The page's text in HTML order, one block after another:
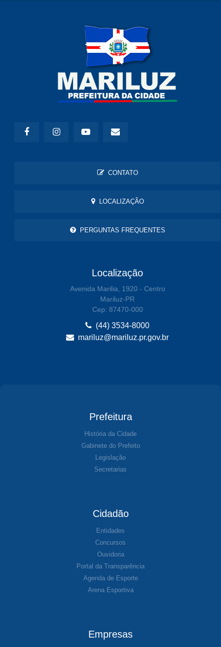
CONTATO
LOCALIZAÇÃO
PERGUNTAS FREQUENTES
Localização
Avenida Marilia, 1920 - Centro
Mariluz-PR
Cep: 87470-000
(44) 3534-8000
mariluz@mariluz.pr.gov.br
Prefeitura
História da Cidade
Gabinete do Prefeito
Legislação
Secretarias
Cidadão
Entidades
Concursos
Ouvidoria
Portal da Transparência
Agenda de Esporte
Arena Esportiva
Empresas